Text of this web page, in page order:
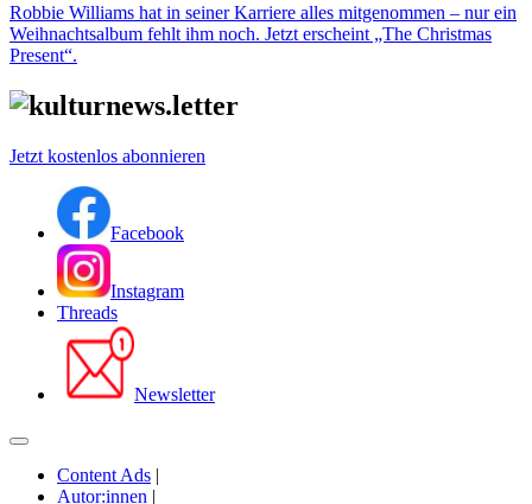
Robbie Williams hat in seiner Karriere alles mitgenommen – nur ein
Weihnachtsalbum fehlt ihm noch. Jetzt erscheint „The Christmas
Present“.
Jetzt kostenlos abonnieren
Facebook
Instagram
Threads
Newsletter
Content Ads |
Autor:innen |